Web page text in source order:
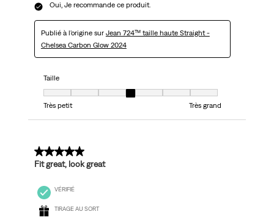
Oui, Je recommande ce produit.
Publié à l'origine sur Jean 724™ taille haute Straight -
Chelsea Carbon Glow 2024
Taille
Taille, 4 sur 7, où 1 est égal à Très petit et 7 est égal à Très grand
Très petit
Très grand
5 sur 5 étoiles.
Fit great, look great
VÉRIFIÉ
TIRAGE AU SORT